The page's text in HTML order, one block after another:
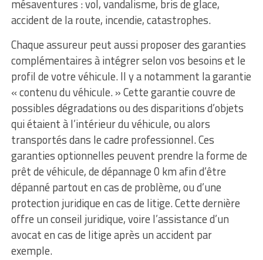
mésaventures : vol, vandalisme, bris de glace,
accident de la route, incendie, catastrophes.
Chaque assureur peut aussi proposer des garanties
complémentaires à intégrer selon vos besoins et le
profil de votre véhicule. Il y a notamment la garantie
« contenu du véhicule. » Cette garantie couvre de
possibles dégradations ou des disparitions d’objets
qui étaient à l’intérieur du véhicule, ou alors
transportés dans le cadre professionnel. Ces
garanties optionnelles peuvent prendre la forme de
prêt de véhicule, de dépannage 0 km afin d’être
dépanné partout en cas de problème, ou d’une
protection juridique en cas de litige. Cette dernière
offre un conseil juridique, voire l’assistance d’un
avocat en cas de litige après un accident par
exemple.